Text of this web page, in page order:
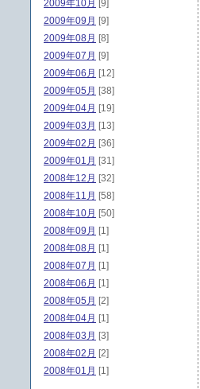
2009年10月 [9]
2009年09月 [9]
2009年08月 [8]
2009年07月 [9]
2009年06月 [12]
2009年05月 [38]
2009年04月 [19]
2009年03月 [13]
2009年02月 [36]
2009年01月 [31]
2008年12月 [32]
2008年11月 [58]
2008年10月 [50]
2008年09月 [1]
2008年08月 [1]
2008年07月 [1]
2008年06月 [1]
2008年05月 [2]
2008年04月 [1]
2008年03月 [3]
2008年02月 [2]
2008年01月 [1]